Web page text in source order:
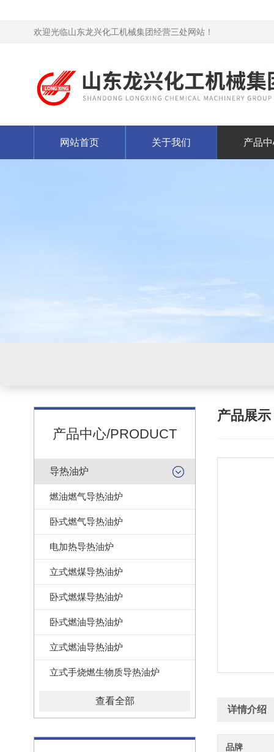
欢迎光临山东龙兴化工机械集团经营三处网站！
网站首页 关于我们 产品
产品中心/PRODUCT
导热油炉
燃油燃气导热油炉
卧式燃气导热油炉
电加热导热油炉
立式燃煤导热油炉
卧式燃煤导热油炉
卧式燃油导热油炉
立式燃油导热油炉
立式手烧燃生物质导热油炉
查看全部
产品展示
详情介绍
品牌